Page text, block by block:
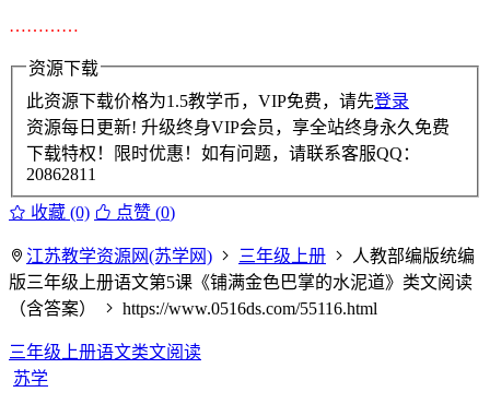
…………
资源下载
此资源下载价格为1.5教学币，VIP免费，请先登录
资源每日更新! 升级终身VIP会员，享全站终身永久免费
下载特权！限时优惠！如有问题，请联系客服QQ：
20862811
收藏 (0) 点赞 (0)
江苏教学资源网(苏学网) 三年级上册
人教部编版统编
版三年级上册语文第5课《铺满金色巴掌的水泥道》类文阅读
（含答案）
https://www.0516ds.com/55116.html
三年级上册语文类文阅读
苏学